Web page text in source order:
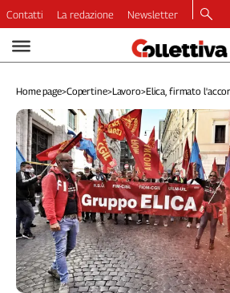
Video
Dirette
Longform
Copertine
Economia
Lavoro
Ambiente
Diritti
Welfare
Italia
Internazionale
Contatti La redazione Newsletter
Home page>Copertine>Lavoro>Elica, firmato